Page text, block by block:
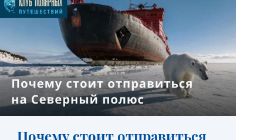
Почему стоит отправиться